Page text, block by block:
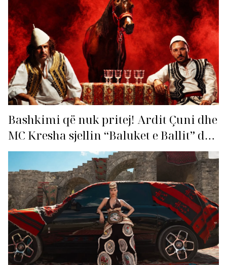
Bashkimi që nuk pritej! Ardit Çuni dhe
MC Kresha sjellin “Baluket e Ballit” dhe
ndezin rrjetin!